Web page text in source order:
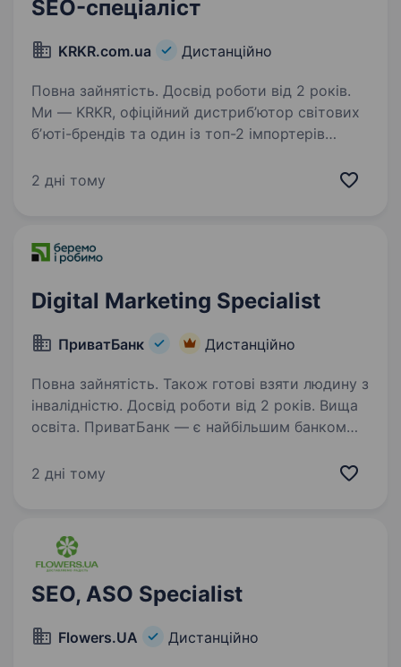
SEO-спеціаліст
KRKR.com.ua Дистанційно
Повна зайнятість. Досвід роботи від 2 років.
Ми — KRKR, офіційний дистриб’ютор світових
бʼюті-брендів та один із топ-2 імпортерів
з 2014 року — знаємо про догляд усе й трішки
2 дні тому
Digital Marketing Specialist
ПриватБанк Дистанційно
Повна зайнятість. Також готові взяти людину з
інвалідністю. Досвід роботи від 2 років. Вища
освіта. ПриватБанк — є найбільшим банком
банків світу. Займає лідуючі позиції за всіма
країни…
2 дні тому
SEO, ASO Specialist
Flowers.UA Дистанційно